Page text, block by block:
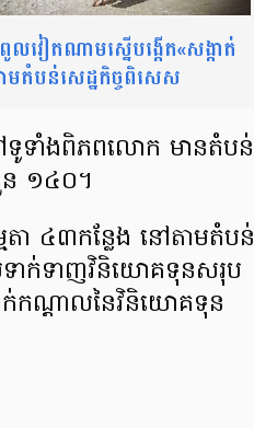
ល​វៀតណាម​ស្នើ​បង្កើត«សង្កាត់​
ម​តំបន់​សេដ្ឋកិច្ច​ពិសេស
ទូទាំងពិភព​លោក មាន​តំបន់​
ន ១៤០។
តា ៤៣កន្លែង នៅតាម​តំបន់​
ទាក់ទាញ​វិនិយោគទុន​សរុប
ក់កណ្ដាល​នៃ​វិនិយោគទុន​